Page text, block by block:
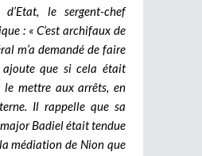
le sergent-chef
: « C’est archifaux de
m’a demandé de faire
que si cela était
mettre aux arrêts, en
Il rappelle que sa
Badiel était tendue
médiation de Nion que